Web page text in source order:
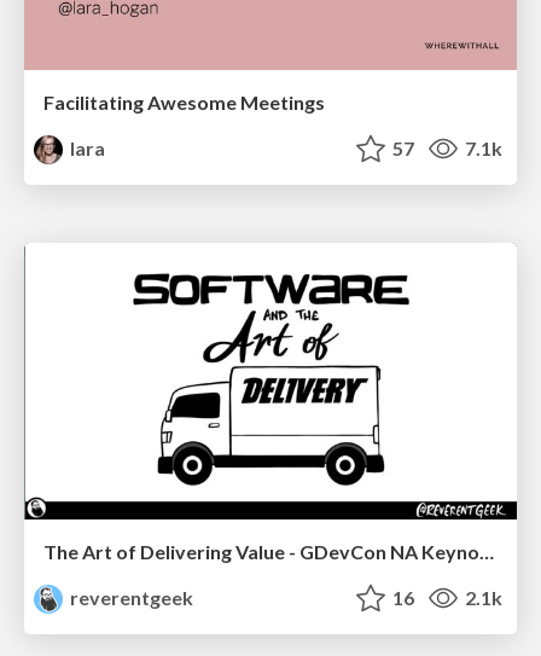
Facilitating Awesome Meetings
lara
57 7.1k
The Art of Delivering Value - GDevCon NA Keynote
reverentgeek
16 2.1k